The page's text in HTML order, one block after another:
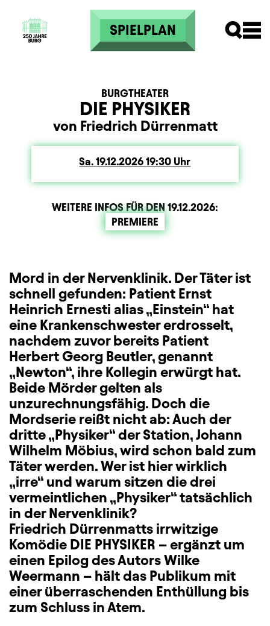
Direkt zum Inhalt
SPIELPLAN
DIE PHYSIKER
BURGTHEATER
von Friedrich Dürrenmatt
Sa. Samstag
19.12.202619:30 Uhr
WEITERE INFOS FÜR DEN19.12.2026:
PREMIERE
Information
Mord in der Nervenklinik. Der Täter ist
schnell gefunden: Patient Ernst
Heinrich Ernesti alias „Einstein“ hat
eine Krankenschwester erdrosselt,
nachdem zuvor bereits Patient
Herbert Georg Beutler, genannt
„Newton“, ihre Kollegin erwürgt hat.
Beide Mörder gelten als
unzurechnungsfähig. Doch die
Mordserie reißt nicht ab: Auch der
dritte „Physiker“ der Station, Johann
Wilhelm Möbius, wird schon bald zum
Täter werden. Wer ist hier wirklich
„irre“ und warum sitzen die drei
vermeintlichen „Physiker“ tatsächlich
in der Nervenklinik?
Friedrich Dürrenmatts irrwitzige
Komödie DIE PHYSIKER – ergänzt um
einen Epilog des Autors Wilke
Weermann – hält das Publikum mit
einer überraschenden Enthüllung bis
zum Schluss in Atem.